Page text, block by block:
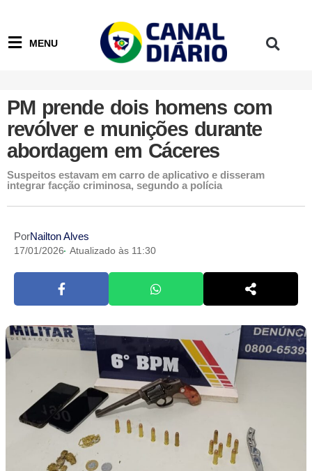
MENU
PM prende dois homens com
revólver e munições durante
abordagem em Cáceres
Suspeitos estavam em carro de aplicativo e disseram
integrar facção criminosa, segundo a polícia
PorNailton Alves
17/01/2026 Atualizado às 11:30